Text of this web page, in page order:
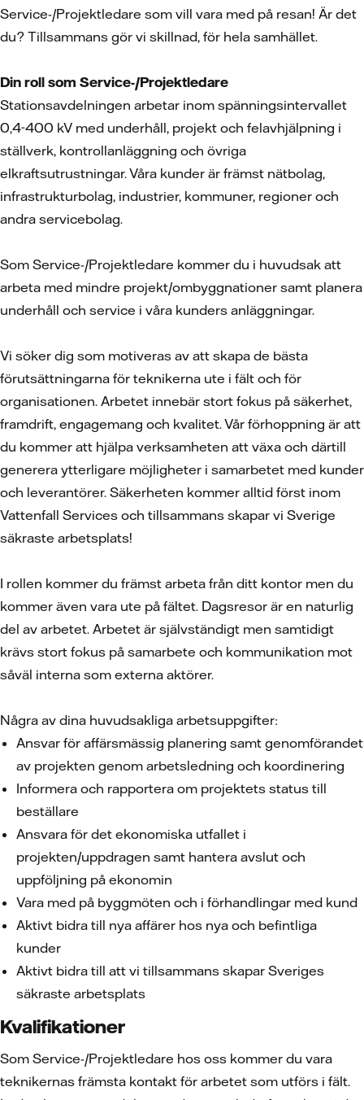
Service-/Projektledare som vill vara med på resan! Är det
du? Tillsammans gör vi skillnad, för hela samhället.
Din roll som Service-/Projektledare
Stationsavdelningen arbetar inom spänningsintervallet
0,4-400 kV med underhåll, projekt och felavhjälpning i
ställverk, kontrollanläggning och övriga
elkraftsutrustningar. Våra kunder är främst nätbolag,
infrastrukturbolag, industrier, kommuner, regioner och
andra servicebolag.
Som Service-/Projektledare kommer du i huvudsak att
arbeta med mindre projekt/ombyggnationer samt planera
underhåll och service i våra kunders anläggningar.
Vi söker dig som motiveras av att skapa de bästa
förutsättningarna för teknikerna ute i fält och för
organisationen. Arbetet innebär stort fokus på säkerhet,
framdrift, engagemang och kvalitet. Vår förhoppning är att
du kommer att hjälpa verksamheten att växa och därtill
generera ytterligare möjligheter i samarbetet med kunder
och leverantörer. Säkerheten kommer alltid först inom
Vattenfall Services och tillsammans skapar vi Sverige
säkraste arbetsplats!
I rollen kommer du främst arbeta från ditt kontor men du
kommer även vara ute på fältet. Dagsresor är en naturlig
del av arbetet. Arbetet är självständigt men samtidigt
krävs stort fokus på samarbete och kommunikation mot
såväl interna som externa aktörer.
Några av dina huvudsakliga arbetsuppgifter:
Ansvar för affärsmässig planering samt genomförandet
av projekten genom arbetsledning och koordinering
Informera och rapportera om projektets status till
beställare
Ansvara för det ekonomiska utfallet i
projekten/uppdragen samt hantera avslut och
uppföljning på ekonomin
Vara med på byggmöten och i förhandlingar med kund
Aktivt bidra till nya affärer hos nya och befintliga
kunder
Aktivt bidra till att vi tillsammans skapar Sveriges
säkraste arbetsplats
Kvalifikationer
Som Service-/Projektledare hos oss kommer du vara
teknikernas främsta kontakt för arbetet som utförs i fält.